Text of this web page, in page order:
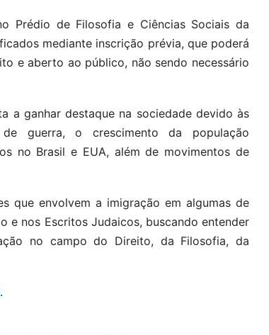
Prédio de Filosofia e Ciências Sociais da
mediante inscrição prévia, que poderá
e aberto ao público, não sendo necessário
a ganhar destaque na sociedade devido às
guerra, o crescimento da população
no Brasil e EUA, além de movimentos de
que envolvem a imigração em algumas de
e nos Escritos Judaicos, buscando entender
no campo do Direito, da Filosofia, da
.